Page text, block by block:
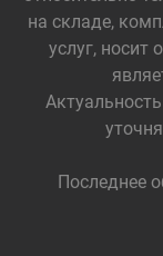
на складе,
услуг, носит
Последнее